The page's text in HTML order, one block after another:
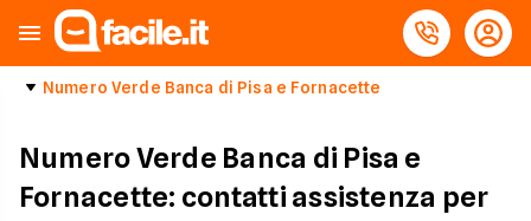
Numero Verde Banca di Pisa e Fornacette
Numero Verde Banca di Pisa e
Fornacette: contatti assistenza per